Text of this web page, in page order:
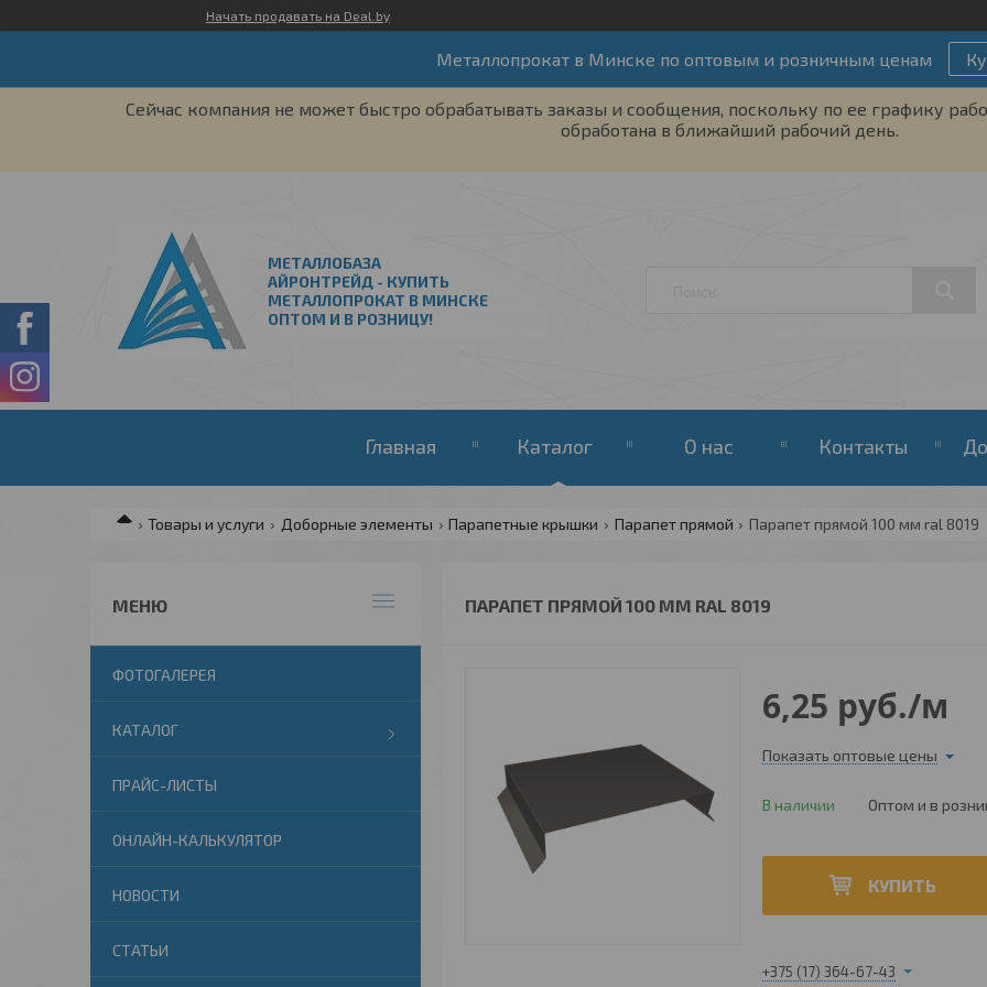
Начать продавать на Deal.by
Металлопрокат в Минске по оптовым и розничным ценам
Сейчас компания не может быстро обрабатывать заказы и сообщения, поскольку по ее графику
обработана в ближайший рабочий день.
МЕТАЛЛОБАЗА
АЙРОНТРЕЙД - КУПИТЬ
МЕТАЛЛОПРОКАТ В МИНСКЕ
ОПТОМ И В РОЗНИЦУ!
Главная Каталог О нас Контакты
Товары и услуги Доборные элементы Парапетные крышки Парапет прямой Парапет прямой 100 мм ral 8019
ПАРАПЕТ ПРЯМОЙ 100 ММ RAL 8019
6,25 руб./м
Показать оптовые цены
В наличии Оптом и в
КУПИТЬ
+375 (17) 364-67-43
ФОТОГАЛЕРЕЯ
КАТАЛОГ
ПРАЙС-ЛИСТЫ
ОНЛАЙН-КАЛЬКУЛЯТОР
НОВОСТИ
СТАТЬИ